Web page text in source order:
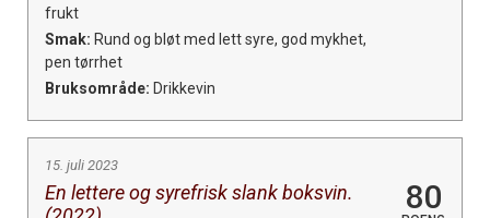
frukt
Smak: Rund og bløt med lett syre, god mykhet,
pen tørrhet
Bruksområde: Drikkevin
15. juli 2023
En lettere og syrefrisk slank boksvin.
80